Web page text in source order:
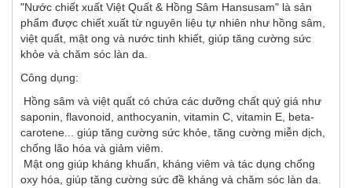
"Nước chiết xuất Việt Quất & Hồng Sâm Hansusam" là sản
phẩm được chiết xuất từ nguyên liệu tự nhiên như hồng sâm,
việt quất, mật ong và nước tinh khiết, giúp tăng cường sức
khỏe và chăm sóc làn da.
Công dụng:
Hồng sâm và việt quất có chứa các dưỡng chất quý giá như
saponin, flavonoid, anthocyanin, vitamin C, vitamin E, beta-
carotene... giúp tăng cường sức khỏe, tăng cường miễn dịch,
chống lão hóa và giảm viêm.
Mật ong giúp kháng khuẩn, kháng viêm và tác dụng chống
oxy hóa, giúp tăng cường sức đề kháng và chăm sóc làn da.